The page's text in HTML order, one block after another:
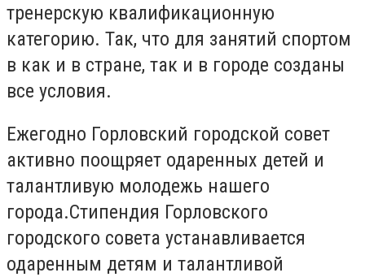
тренерскую квалификационную
категорию. Так, что для занятий спортом
в как и в стране, так и в городе созданы
все условия.
Ежегодно Горловский городской совет
активно поощряет одаренных детей и
талантливую молодежь нашего
города.Стипендия Горловского
городского совета устанавливается
одаренным детям и талантливой